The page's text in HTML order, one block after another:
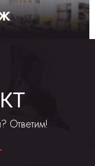
Ответим!